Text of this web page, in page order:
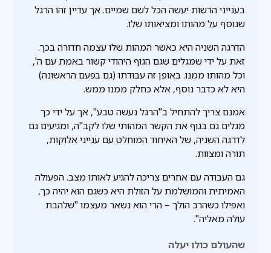
בענייני הרשות יעשה הכל לשם שמיים. אך עדיין זהו הרגל
שנוסף על מהותו ומציאותו שלו.
הדרגה השניה היא כאשר המהות שלו עצמה חדורה בכך.
זאת על ידי שמגלים שגם הגוף היהודי קשור באמת עם ה',
וכל מהותו ממנו. באופן זה עבודתו (גם בפעם הראשונה)
היא לא כדבר נוסף, אלא כחלק ממנו ממש.
אמנם צריך להתחיל ב"הרגל נעשה טבע", אך על ידי כך
מגלים גם בגוף את הקשר המהותי שלו לקב"ה, ומגיעים גם
לדרגה השניה, של האיחוד המוחלט עם ענייני אלוקות,
תורה ומצוות.
גם העבודה עם אחרים צריכה להגיע לאותו מצב. הפעולה
האמיתית והמושלמת על הזולת היא כשגם הוא יהיה כך,
ואפילו כשהרב הולך – הרי הוא נשאר מעצמו "שלהבת
עולה מאליה".
שהעולם כולו יעלה